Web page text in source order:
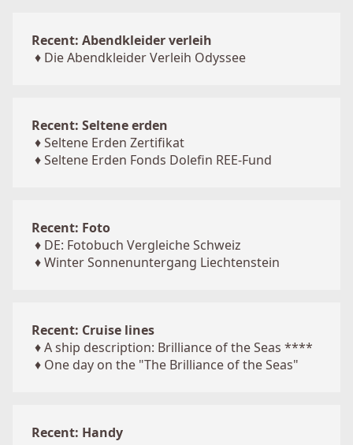
Recent: Abendkleider verleih
♦ Die Abendkleider Verleih Odyssee
Recent: Seltene erden
♦Seltene Erden Zertifikat
♦Seltene Erden Fonds Dolefin REE-Fund
Recent: Foto
♦ DE: Fotobuch Vergleiche Schweiz
♦Winter Sonnenuntergang Liechtenstein
Recent: Cruise lines
♦A ship description: Brilliance of the Seas ****
♦ One day on the "The Brilliance of the Seas"
Recent: Handy